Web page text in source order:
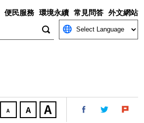
便民服務 環境永續 常見問答 外文網站